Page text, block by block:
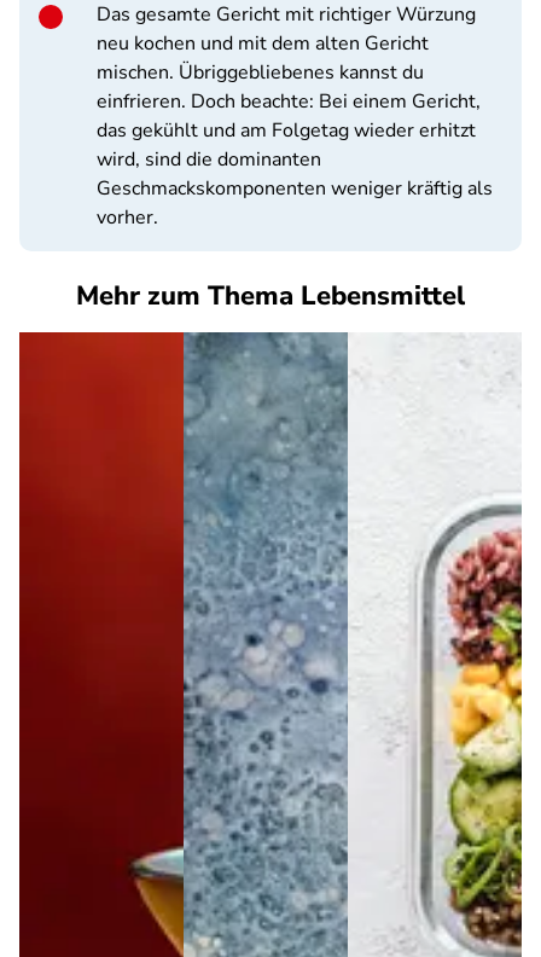
Das gesamte Gericht mit richtiger Würzung
neu kochen und mit dem alten Gericht
mischen. Übriggebliebenes kannst du
einfrieren. Doch beachte: Bei einem Gericht,
das gekühlt und am Folgetag wieder erhitzt
wird, sind die dominanten
Geschmackskomponenten weniger kräftig als
vorher.
Mehr zum Thema Lebensmittel